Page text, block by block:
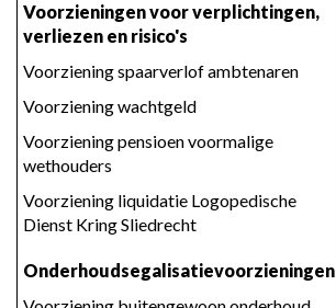
Voorzieningen voor verplichtingen,
verliezen en risico's
Voorziening spaarverlof ambtenaren
Voorziening wachtgeld
Voorziening pensioen voormalige
wethouders
Voorziening liquidatie Logopedische
Dienst Kring Sliedrecht
Onderhoudsegalisatievoorzieningen